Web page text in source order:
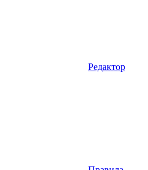
Редактор